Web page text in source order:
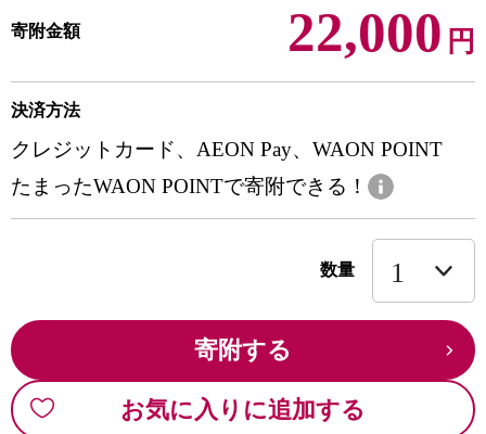
寄附金額 22,000 円
決済方法
クレジットカード、AEON Pay、WAON POINT
たまったWAON POINTで寄附できる！
数量
寄附する
お気に入りに追加する